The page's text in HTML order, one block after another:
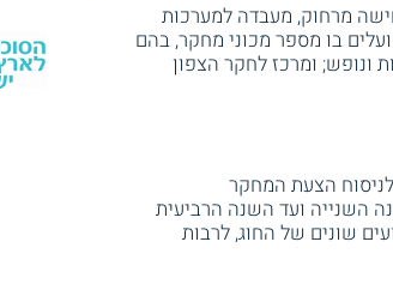
מרחוק, מעבדה למערכות
בו מספר מכוני מחקר, בהם
ונופש; ומרכז לחקר הצפון
הצעת המחקר
השנייה ועד השנה הרביעית
שונים של החוג, לרבות